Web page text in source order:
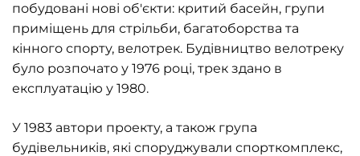
побудовані нові об'єкти: критий басейн, групи
приміщень для стрільби, багатоборства та
кінного спорту, велотрек. Будівництво велотреку
було розпочато у 1976 році, трек здано в
експлуатацію у 1980.
У 1983 автори проекту, а також група
будівельників, які споруджували спорткомплекс,